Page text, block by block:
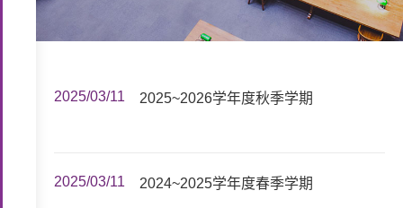
间
2025/03/11 2025~2026学年度秋季学期
2025/03/11 2024~2025学年度春季学期